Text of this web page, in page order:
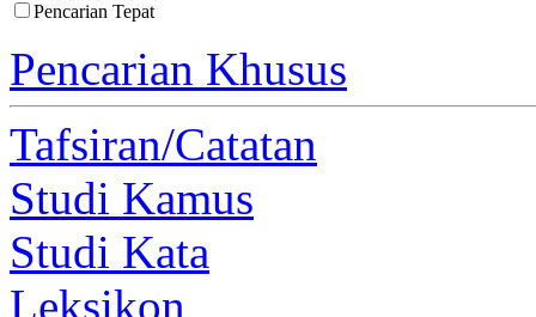
Pencarian Tepat
Pencarian Khusus
Tafsiran/Catatan
Studi Kamus
Studi Kata
Leksikon